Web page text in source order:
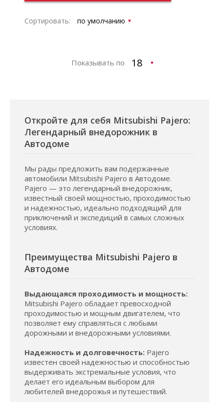
Сортировать:
Показывать по
Откройте для себя Mitsubishi Pajero:
Легендарный внедорожник в
Автодоме
Мы рады предложить вам подержанные
автомобили Mitsubishi Pajero в Автодоме.
Pajero — это легендарный внедорожник,
известный своей мощностью, проходимостью
и надежностью, идеально подходящий для
приключений и экспедиций в самых сложных
условиях.
Преимущества Mitsubishi Pajero в
Автодоме
Выдающаяся проходимость и мощность:
Mitsubishi Pajero обладает превосходной
проходимостью и мощным двигателем, что
позволяет ему справляться с любыми
дорожными и внедорожными условиями.
Надежность и долговечность: Pajero
известен своей надежностью и способностью
выдерживать экстремальные условия, что
делает его идеальным выбором для
любителей внедорожья и путешествий.